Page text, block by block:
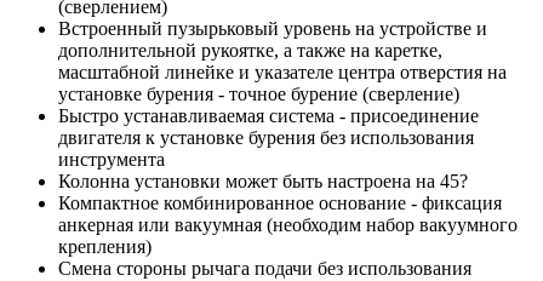
(сверлением)
Встроенный пузырьковый уровень на устройстве и
дополнительной рукоятке, а также на каретке,
масштабной линейке и указателе центра отверстия на
установке бурения - точное бурение (сверление)
Быстро устанавливаемая система - присоединение
двигателя к установке бурения без использования
инструмента
Колонна установки может быть настроена на 45?
Компактное комбинированное основание - фиксация
анкерная или вакуумная (необходим набор вакуумного
крепления)
Смена стороны рычага подачи без использования